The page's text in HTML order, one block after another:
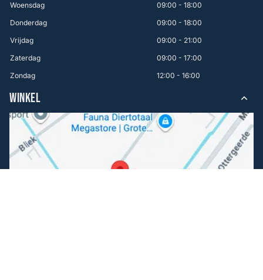
Woensdag
09:00 - 18:00
Donderdag
09:00 - 18:00
Vrijdag
09:00 - 21:00
Zaterdag
09:00 - 17:00
Zondag
12:00 - 16:00
WINKEL